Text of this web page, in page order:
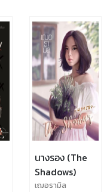
นางรอง (The
Shadows)
เฌอรามิล